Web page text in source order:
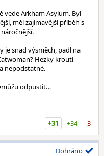
vede Arkham Asylum. Byl
měl zajímavější příběh s
je snad výsměch, padl na
Hezky kroutí
nepodstatné.
odpustit…
+31
+34 −3
Dohráno